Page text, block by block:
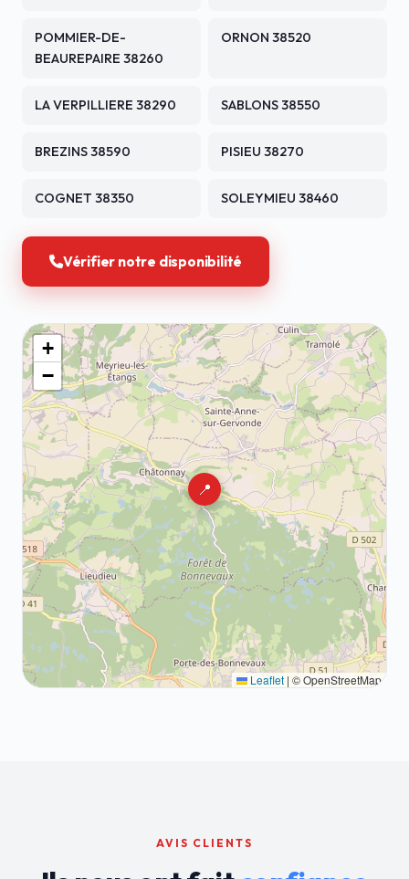
POMMIER-DE-
BEAUREPAIRE 38260
ORNON 38520
LA VERPILLIERE 38290 SABLONS 38550
BREZINS 38590 PISIEU 38270
COGNET 38350 SOLEYMIEU 38460
Vérifier notre disponibilité
📍
+
−
Leaflet | © OpenStreetMap
AVIS CLIENTS